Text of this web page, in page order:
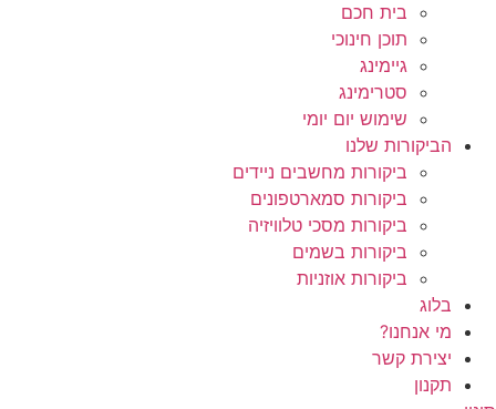
בית חכם
תוכן חינוכי
גיימינג
סטרימינג
שימוש יום יומי
הביקורות שלנו
ביקורות מחשבים ניידים
ביקורות סמארטפונים
ביקורות מסכי טלוויזיה
ביקורות בשמים
ביקורות אוזניות
בלוג
מי אנחנו?
יצירת קשר
תקנון